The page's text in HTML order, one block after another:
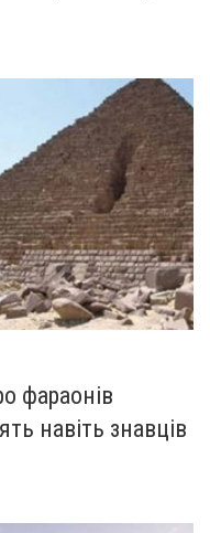
фараонів
навіть знавців